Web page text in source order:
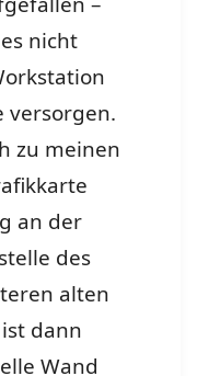
nicht
versorgen.
zu meinen
an der
des
alten
dann
Wand